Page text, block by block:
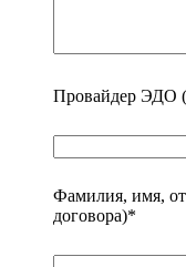
Провайдер ЭДО
Фамилия, имя,
договора)*